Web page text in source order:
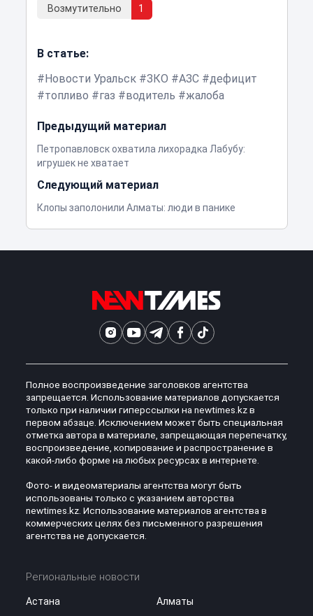
Возмутительно 1
В статье:
Новости Уральск
ЗКО АЗС
дефицит
топливо
газ водитель жалоба
Предыдущий материал
Петропавловск охватила лихорадка Лабубу:
игрушек не хватает
Следующий материал
Клопы заполонили Алматы: люди в панике
Полное воспроизведение заголовков агентства
запрещается. Использование материалов допускается
только при наличии гиперссылки на newtimes.kz в
первом абзаце. Исключением может быть специальная
отметка автора в материале, запрещающая перепечатку,
воспроизведение, копирование и распространение в
какой-либо форме на любых ресурсах в интернете.
Фото- и видеоматериалы агентства могут быть
использованы только с указанием авторства
newtimes.kz. Использование материалов агентства в
коммерческих целях без письменного разрешения
агентства не допускается.
Региональные новости
Астана
Алматы